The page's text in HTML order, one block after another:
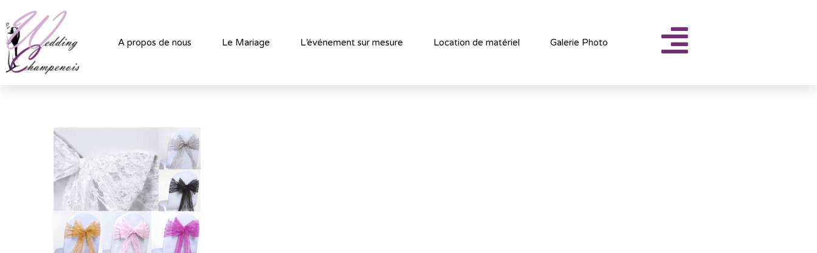
A propos de nous Le Mariage L’événement sur mesure Location de matériel Galerie Photo